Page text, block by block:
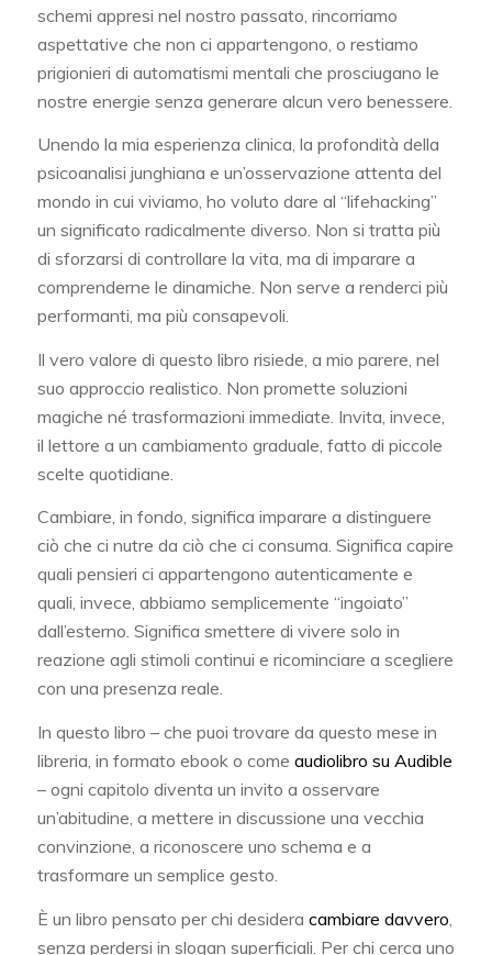
schemi appresi nel nostro passato, rincorriamo
aspettative che non ci appartengono, o restiamo
prigionieri di automatismi mentali che prosciugano le
nostre energie senza generare alcun vero benessere.
Unendo la mia esperienza clinica, la profondità della
psicoanalisi junghiana e un’osservazione attenta del
mondo in cui viviamo, ho voluto dare al “lifehacking”
un significato radicalmente diverso. Non si tratta più
di sforzarsi di controllare la vita, ma di imparare a
comprenderne le dinamiche. Non serve a renderci più
performanti, ma più consapevoli.
Il vero valore di questo libro risiede, a mio parere, nel
suo approccio realistico. Non promette soluzioni
magiche né trasformazioni immediate. Invita, invece,
il lettore a un cambiamento graduale, fatto di piccole
scelte quotidiane.
Cambiare, in fondo, significa imparare a distinguere
ciò che ci nutre da ciò che ci consuma. Significa capire
quali pensieri ci appartengono autenticamente e
quali, invece, abbiamo semplicemente “ingoiato”
dall’esterno. Significa smettere di vivere solo in
reazione agli stimoli continui e ricominciare a scegliere
con una presenza reale.
In questo libro – che puoi trovare da questo mese in
libreria, in formato ebook o come audiolibro su Audible
– ogni capitolo diventa un invito a osservare
un’abitudine, a mettere in discussione una vecchia
convinzione, a riconoscere uno schema e a
trasformare un semplice gesto.
È un libro pensato per chi desidera cambiare davvero
senza perdersi in slogan superficiali. Per chi cerca uno